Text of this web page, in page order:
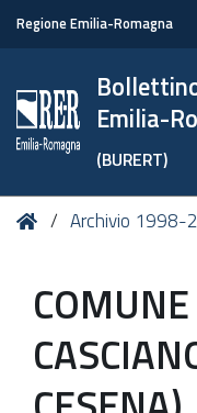
Regione Emilia-Romagna
Emilia-
(BURERT)
Tu HomeArchivio 1998-